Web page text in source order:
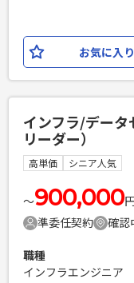
て直しを目的として
目作成から試験実施
ポジションです。
経験 ・結合試験項目
ジのカスタム開発経験
PHPを用いたWeb
エンジニア複数人
お気に入り
インフラ/デー
リーダー）
高単価 シニア人気
〜900,000
準委任契約
確認
職種
インフラエンジニア